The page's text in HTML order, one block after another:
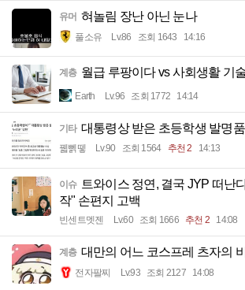
유머 혀놀림 장난 아닌 눈나
풀소유 Lv.86 조회 1643 14:16
계층 월급 루팡이다 vs 사회생활 기
Earth Lv.96 조회 1772 14:14
기타 대통령상 받은 초등학생 발명품
꿻뻵뗗 Lv.90 조회 1564 추천 2 14:13
이슈
트와이스 정연, 결국 JYP 떠난
작" 손편지 고백
빈센트멧젠 Lv.60 조회 1666 추천 2 14:08
계층 대만의 어느 코스프레 츠자의
전자팔찌 Lv.93 조회 2127 14:08